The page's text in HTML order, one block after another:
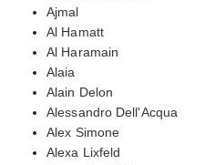
Ajmal
Al Hamatt
Al Haramain
Alaia
Alain Delon
Alessandro Dell'Acqua
Alex Simone
Alexa Lixfeld